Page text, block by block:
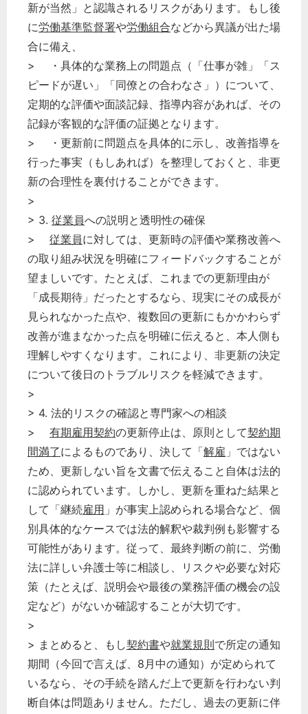
新が当然」と認識されるリスクがあります。もし後
に労働基準監督署や労働組合などから異議が出た場
合に備え、
> ・具体的な業務上の問題点（「仕事が雑」「ス
ピードが遅い」「同僚との合わなさ」）について、
定期的な評価や面談記録、指導内容があれば、その
記録が客観的な評価の証拠となります。
> ・更新前に問題点を具体的に示し、改善指導を
行った事実（もしあれば）を整理しておくと、非更
新の合理性を裏付けることができます。
>
> 3. 従業員への説明と透明性の確保
> 従業員に対しては、更新時の評価や業務改善へ
の取り組み状況を明確にフィードバックすることが
望ましいです。たとえば、これまでの更新理由が
「成長期待」だったとするなら、現実にその成長が
見られなかった点や、複数回の更新にもかかわらず
改善が進まなかった点を明確に伝えると、本人側も
理解しやすくなります。これにより、非更新の決定
について後日のトラブルリスクを軽減できます。
>
> 4. 法的リスクの確認と専門家への相談
> 有期雇用契約の更新停止は、原則として契約期
間満了によるものであり、決して「解雇 」ではない
ため、更新しない旨を文書で伝えること自体は法的
に認められています。しかし、更新を重ねた結果と
して「継続雇用 」が事実上認められる場合など、個
別具体的なケースでは法的解釈や裁判例も影響する
可能性があります。従って、最終判断の前に、労働
法に詳しい弁護士等に相談し、リスクや必要な対応
策（たとえば、説明会や最後の業務評価の機会の設
定など）がないか確認することが大切です。
>
> まとめると、もし契約書や就業規則で所定の通知
期間（今回で言えば、8月中の通知）が定められて
いるなら、その手続を踏んだ上で更新を行わない判
断自体は問題ありません。ただし、過去の更新に伴